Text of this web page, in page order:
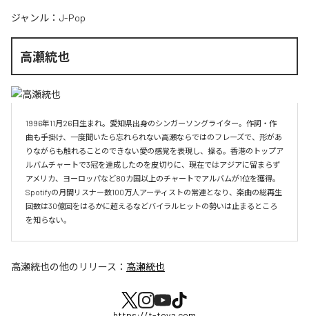
ジャンル： J-Pop
高瀬統也
1996年11月26日生まれ。愛知県出身のシンガーソングライター。作詞・作
曲も手掛け、一度聞いたら忘れられない高瀬ならではのフレーズで、形があ
りながらも触れることのできない愛の感覚を表現し、操る。香港のトップア
ルバムチャートで3冠を達成したのを皮切りに、現在ではアジアに留まらず
アメリカ、ヨーロッパなど80カ国以上のチャートでアルバムが1位を獲得。
Spotifyの月間リスナー数100万人アーティストの常連となり、楽曲の総再生
回数は30億回をはるかに超えるなどバイラルヒットの勢いは止まるところ
を知らない。
高瀬統也の他のリリース： 高瀬統也